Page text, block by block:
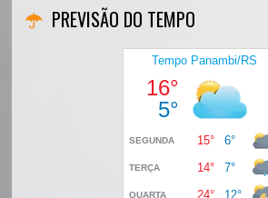
PREVISÃO DO TEMPO